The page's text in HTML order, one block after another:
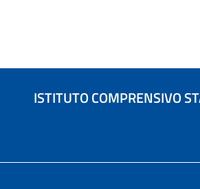
ISTITUTO COMPRENSIVO